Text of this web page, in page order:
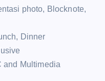
photo, Blocknote,
Dinner
and Multimedia